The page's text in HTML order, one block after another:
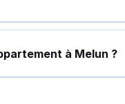
à Melun ?